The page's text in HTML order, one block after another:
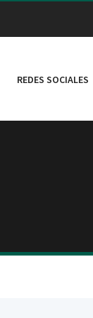
REDES SOCIALES